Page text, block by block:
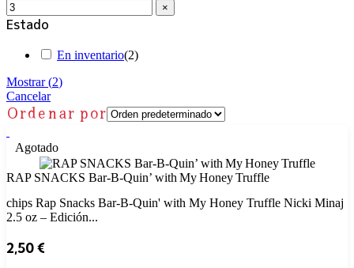
×
Estado
En inventario(2)
Mostrar(2)
Cancelar
Ordenar por
Agotado
RAP SNACKS Bar‑B‑Quin’ with My Honey Truffle
chips Rap Snacks Bar-B-Quin' with My Honey Truffle Nicki Minaj
2.5 oz – Edición...
2,50€